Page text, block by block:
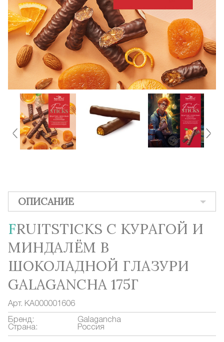
ОПИСАНИЕ
FRUITSTICKS С КУРАГОЙ И
МИНДАЛЁМ В
ШОКОЛАДНОЙ ГЛАЗУРИ
GALAGANCHA 175Г
Арт. КА000001606
Бренд:
Galagancha
Страна:
Россия